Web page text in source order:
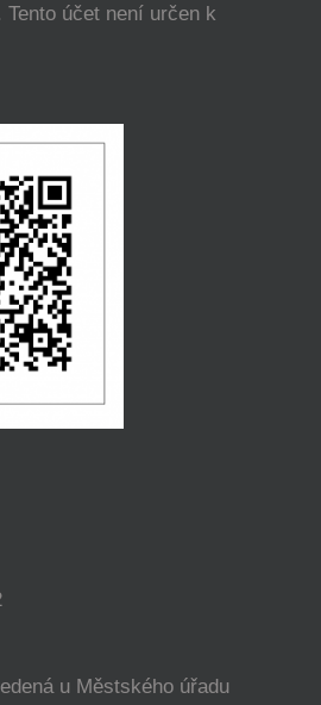
účet není určen k
u Městského úřadu